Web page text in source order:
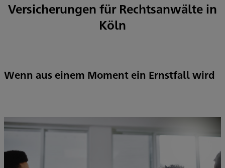
Versicherungen für Rechtsanwälte in
Köln
Wenn aus einem Moment ein Ernstfall wird